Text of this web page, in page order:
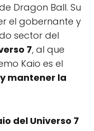
Dragon Ball. Su
el gobernante y
sector del
7, al que
Kaio es el
mantener la
del Universo 7